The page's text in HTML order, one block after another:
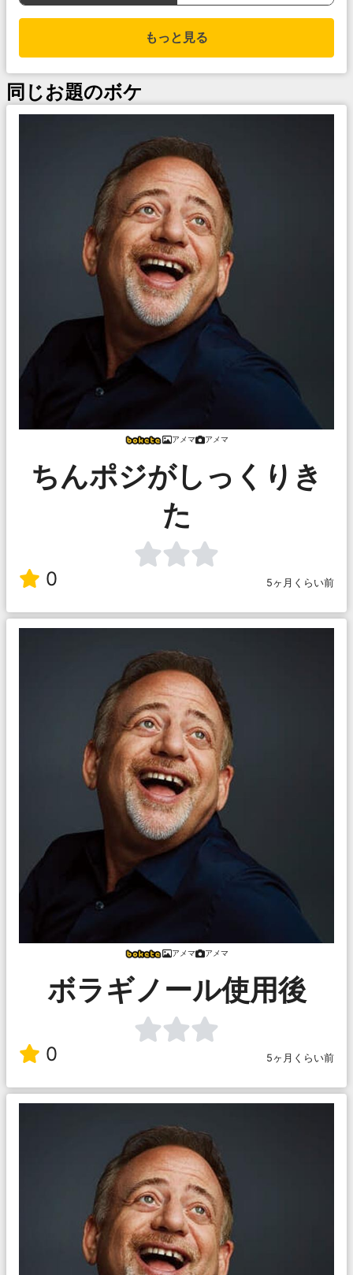
もっと見る
同じお題のボケ
アメマ アメマ
ちんポジがしっくりき
た
0 5ヶ月くらい前
アメマ アメマ
ボラギノール使用後
0 5ヶ月くらい前